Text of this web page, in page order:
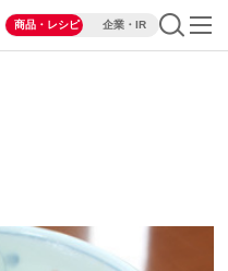
商品・レシピ 企業・IR